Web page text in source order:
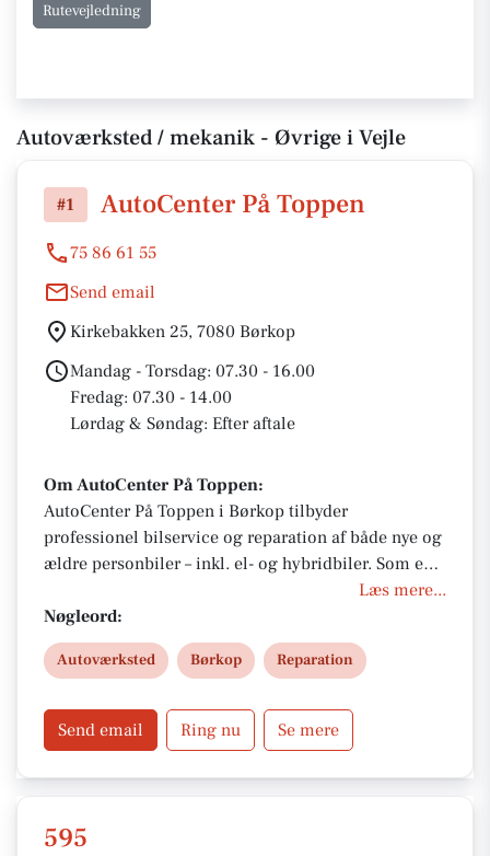
Rutevejledning
Autoværksted / mekanik - Øvrige i Vejle
#1 AutoCenter På Toppen
75 86 61 55
Send email
Kirkebakken 25, 7080 Børkop
Mandag - Torsdag: 07.30 - 16.00
Fredag: 07.30 - 14.00
Lørdag & Søndag: Efter aftale
Om AutoCenter På Toppen:
AutoCenter På Toppen i Børkop tilbyder
professionel bilservice og reparation af både nye og
ældre personbiler – inkl. el- og hybridbiler. Som en
del af AutoPartner får du 3 års garanti, service under
fabriksgaranti og originale reservedele. Book tid
online eller besøg os for et godt tilbud.
Læs mere...
Nøgleord:
Autoværksted Børkop Reparation
Send email Ring nu Se mere
595